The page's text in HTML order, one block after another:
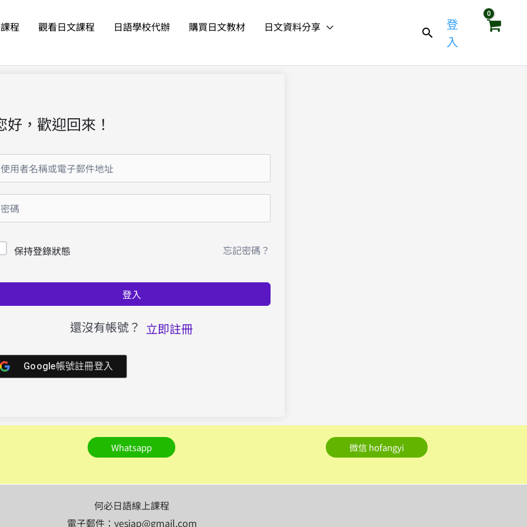
程 觀看日文課程 日語學校代辦 購買日文教材
日文資料分享
登
入
好，歡迎回來！
保持登錄狀態 忘記密碼？
登入
還沒有帳號？ 立即註冊
Google帳號註冊登入
Whatsapp 微信 hofangyi
何必日語線上課程
電子郵件：yesjap@gmail.com